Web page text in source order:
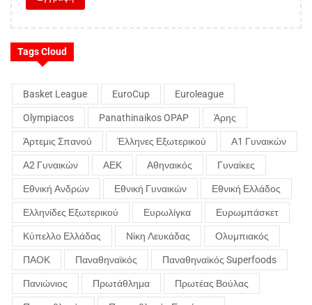
Tags Cloud
Basket League EuroCup Euroleague
Olympiacos Panathinaikos OPAP Άρης
Άρτεμις Σπανού Έλληνες Εξωτερικού Α1 Γυναικών
Α2 Γυναικών ΑΕΚ Αθηναικός Γυναίκες
Εθνική Ανδρών Εθνική Γυναικών Εθνική Ελλάδος
Ελληνίδες Εξωτερικού Ευρωλίγκα Ευρωμπάσκετ
Κύπελλο Ελλάδας Νίκη Λευκάδας Ολυμπιακός
ΠΑΟΚ Παναθηναϊκός Παναθηναϊκός Superfoods
Πανιώνιος Πρωτάθλημα Πρωτέας Βούλας